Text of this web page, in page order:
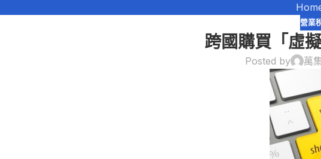
營業
跨國購買「虛
Posted by 萬